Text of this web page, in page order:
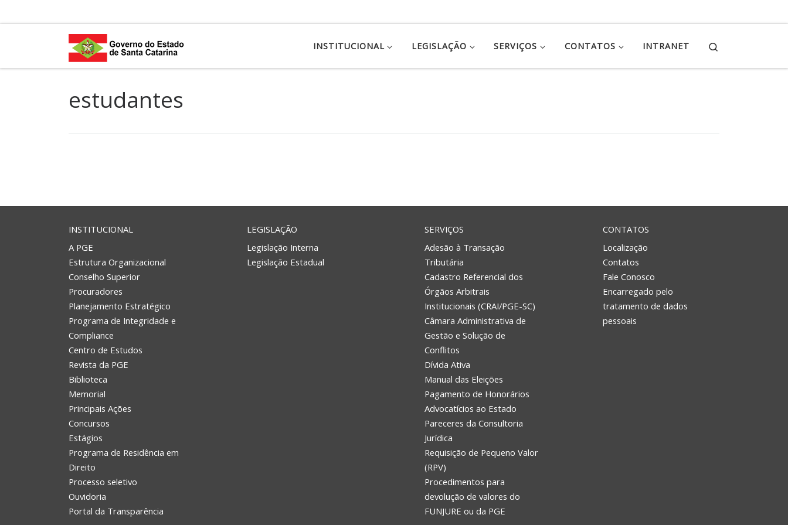
INSTITUCIONAL LEGISLAÇÃO SERVIÇOS CONTATOS INTRANET
estudantes
INSTITUCIONAL
A PGE
Estrutura Organizacional
Conselho Superior
Procuradores
Planejamento Estratégico
Programa de Integridade e
Compliance
Centro de Estudos
Revista da PGE
Biblioteca
Memorial
Principais Ações
Concursos
Estágios
Programa de Residência em
Direito
Processo seletivo
Ouvidoria
Portal da Transparência
LEGISLAÇÃO
Legislação Interna
Legislação Estadual
SERVIÇOS
Adesão à Transação
Tributária
Cadastro Referencial dos
Órgãos Arbitrais
Institucionais (CRAI/PGE-SC)
Câmara Administrativa de
Gestão e Solução de
Conflitos
Dívida Ativa
Manual das Eleições
Pagamento de Honorários
Advocatícios ao Estado
Pareceres da Consultoria
Jurídica
Requisição de Pequeno Valor
(RPV)
Procedimentos para
devolução de valores do
FUNJURE ou da PGE
CONTATOS
Localização
Contatos
Fale Conosco
Encarregado pelo
tratamento de dados
pessoais